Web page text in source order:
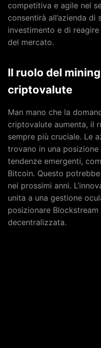
competitiva e agile nel
consentirà all’azienda
investimento e di
del mercato.
Il ruolo del
criptovalute
Man mano che la
criptovalute aumenta, il
sempre più cruciale. Le
trovano in una
tendenze emergenti,
Bitcoin. Questo
nei prossimi anni.
unita a una gestione
posizionare
decentralizzata.